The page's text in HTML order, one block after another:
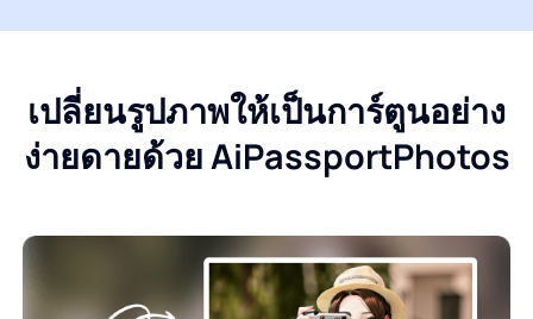
เปลี่ยนรูปภาพให้เป็นการ์ตูนอย่าง
ง่ายดายด้วย AiPassportPhotos